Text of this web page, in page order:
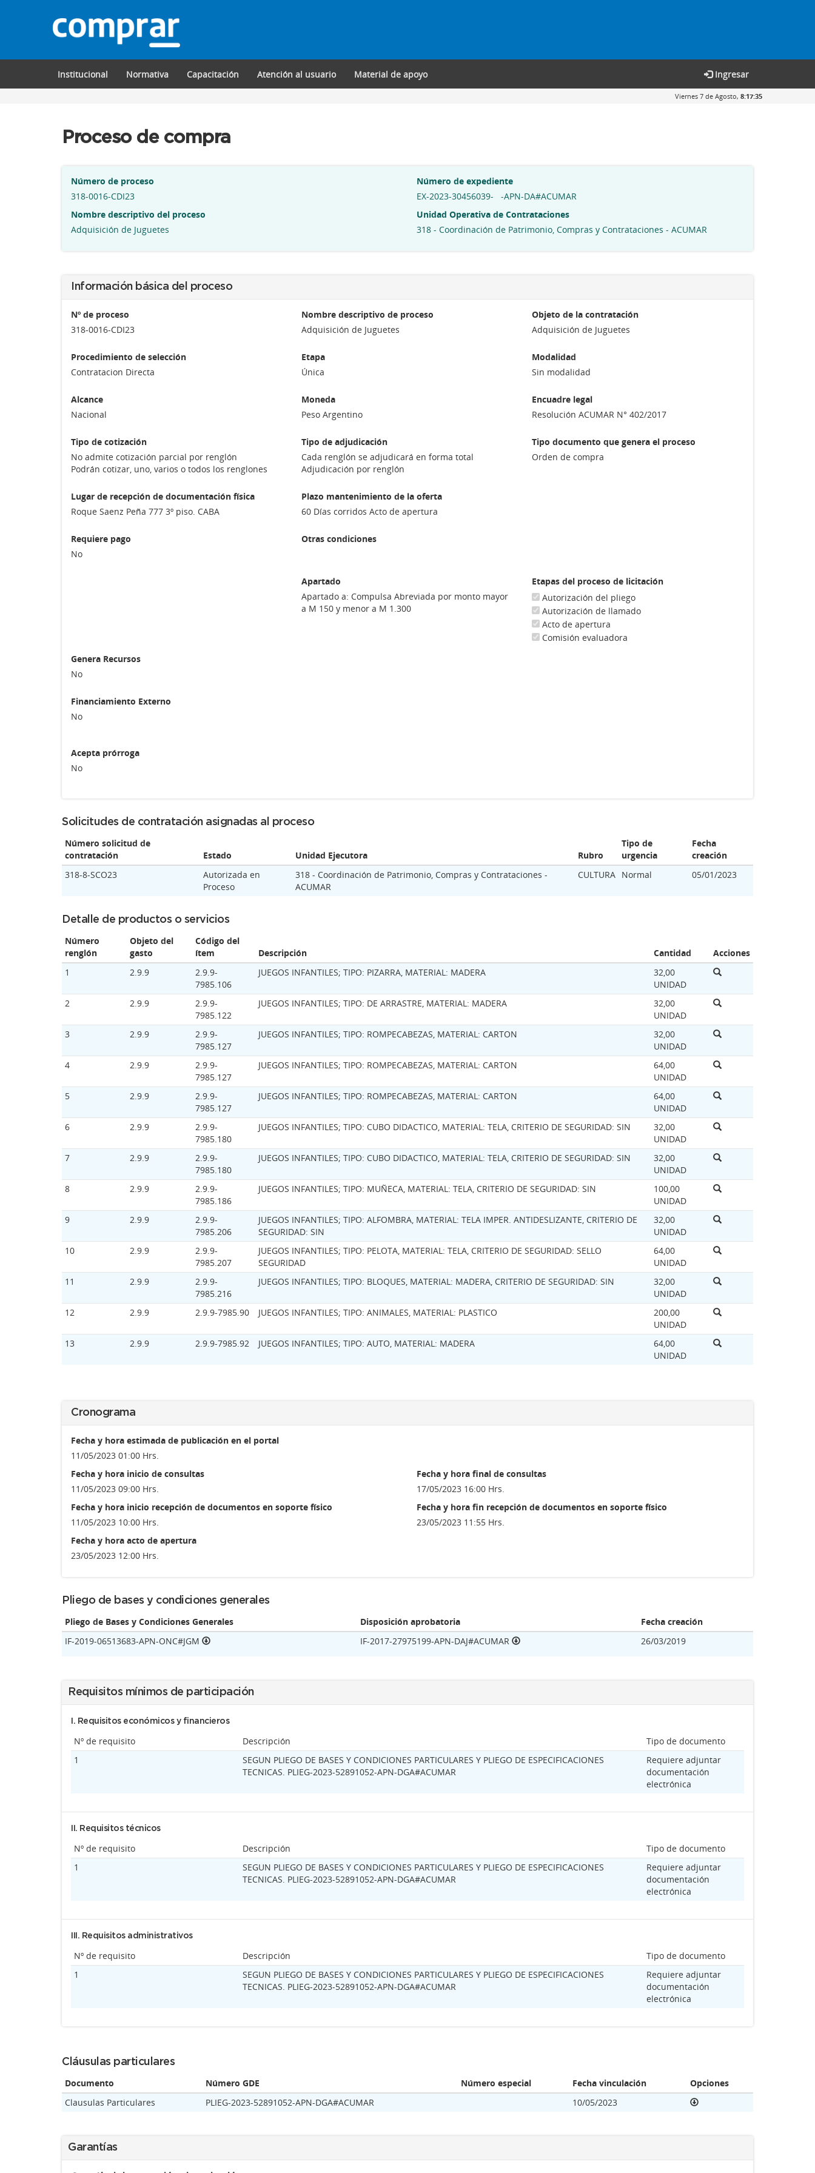
Institucional Normativa Capacitación Atención al usuario Material de apoyo Ingresar
Viernes 7 de Agosto, 8:17:36
Proceso de compra
Número de proceso
318-0016-CDI23
Número de expediente
EX-2023-30456039- -APN-DA#ACUMAR
Nombre descriptivo del proceso
Adquisición de Juguetes
Unidad Operativa de Contrataciones
318 - Coordinación de Patrimonio, Compras y Contrataciones - ACUMAR
Información básica del proceso
Nº de proceso
318-0016-CDI23
Nombre descriptivo de proceso
Adquisición de Juguetes
Objeto de la contratación
Adquisición de Juguetes
Procedimiento de selección
Contratacion Directa
Etapa
Única
Modalidad
Sin modalidad
Alcance
Nacional
Moneda
Peso Argentino
Encuadre legal
Resolución ACUMAR N° 402/2017
Tipo de cotización
No admite cotización parcial por renglón
Podrán cotizar, uno, varios o todos los renglones
Tipo de adjudicación
Cada renglón se adjudicará en forma total
Adjudicación por renglón
Tipo documento que genera el proceso
Orden de compra
Lugar de recepción de documentación física
Roque Saenz Peña 777 3º piso. CABA
Plazo mantenimiento de la oferta
60 Días corridos Acto de apertura
Requiere pago
No
Otras condiciones
Apartado
Apartado a: Compulsa Abreviada por monto mayor
a M 150 y menor a M 1.300
Etapas del proceso de licitación
Autorización del pliego
Autorización de llamado
Acto de apertura
Comisión evaluadora
Genera Recursos
No
Financiamiento Externo
No
Acepta prórroga
No
Solicitudes de contratación asignadas al proceso
Número solicitud de
contratación
Estado Unidad Ejecutora Rubro
Tipo de
urgencia
Fecha
creación
318-8-SCO23
Autorizada en
Proceso
318 - Coordinación de Patrimonio, Compras y Contrataciones -
ACUMAR
CULTURA Normal 05/01/2023
Detalle de productos o servicios
Número
renglón
Objeto del
gasto
Código del
ítem
Descripción Cantidad
Acciones
1
2.9.9
2.9.9-
7985.106
JUEGOS INFANTILES; TIPO: PIZARRA, MATERIAL: MADERA
32,00
UNIDAD
2
2.9.9
2.9.9-
7985.122
JUEGOS INFANTILES; TIPO: DE ARRASTRE, MATERIAL: MADERA
32,00
UNIDAD
3
2.9.9
2.9.9-
7985.127
JUEGOS INFANTILES; TIPO: ROMPECABEZAS, MATERIAL: CARTON
32,00
UNIDAD
4
2.9.9
2.9.9-
7985.127
JUEGOS INFANTILES; TIPO: ROMPECABEZAS, MATERIAL: CARTON
64,00
UNIDAD
5
2.9.9
2.9.9-
7985.127
JUEGOS INFANTILES; TIPO: ROMPECABEZAS, MATERIAL: CARTON
64,00
UNIDAD
6
2.9.9
2.9.9-
7985.180
JUEGOS INFANTILES; TIPO: CUBO DIDACTICO, MATERIAL: TELA, CRITERIO DE SEGURIDAD: SIN
32,00
UNIDAD
7
2.9.9
2.9.9-
7985.180
JUEGOS INFANTILES; TIPO: CUBO DIDACTICO, MATERIAL: TELA, CRITERIO DE SEGURIDAD: SIN
32,00
UNIDAD
8
2.9.9
2.9.9-
7985.186
JUEGOS INFANTILES; TIPO: MUÑECA, MATERIAL: TELA, CRITERIO DE SEGURIDAD: SIN
100,00
UNIDAD
9
2.9.9
2.9.9-
7985.206
JUEGOS INFANTILES; TIPO: ALFOMBRA, MATERIAL: TELA IMPER. ANTIDESLIZANTE, CRITERIO DE
SEGURIDAD: SIN
32,00
UNIDAD
10
2.9.9
2.9.9-
7985.207
JUEGOS INFANTILES; TIPO: PELOTA, MATERIAL: TELA, CRITERIO DE SEGURIDAD: SELLO
SEGURIDAD
64,00
UNIDAD
11
2.9.9
2.9.9-
7985.216
JUEGOS INFANTILES; TIPO: BLOQUES, MATERIAL: MADERA, CRITERIO DE SEGURIDAD: SIN
32,00
UNIDAD
12
2.9.9 2.9.9-7985.90 JUEGOS INFANTILES; TIPO: ANIMALES, MATERIAL: PLASTICO
200,00
UNIDAD
13
2.9.9 2.9.9-7985.92 JUEGOS INFANTILES; TIPO: AUTO, MATERIAL: MADERA
64,00
UNIDAD
Cronograma
Fecha y hora estimada de publicación en el portal
11/05/2023 01:00 Hrs.
Fecha y hora inicio de consultas
11/05/2023 09:00 Hrs.
Fecha y hora final de consultas
17/05/2023 16:00 Hrs.
Fecha y hora inicio recepción de documentos en soporte físico
11/05/2023 10:00 Hrs.
Fecha y hora fin recepción de documentos en soporte físico
23/05/2023 11:55 Hrs.
Fecha y hora acto de apertura
23/05/2023 12:00 Hrs.
Pliego de bases y condiciones generales
Pliego de Bases y Condiciones Generales Disposición aprobatoria
Fecha creación
IF-2019-06513683-APN-ONC#JGM
IF-2017-27975199-APN-DAJ#ACUMAR 26/03/2019
Requisitos mínimos de participación
I. Requisitos económicos y financieros
Nº de requisito Descripción
Tipo de documento
1
SEGUN PLIEGO DE BASES Y CONDICIONES PARTICULARES Y PLIEGO DE ESPECIFICACIONES
TECNICAS. PLIEG-2023-52891052-APN-DGA#ACUMAR
Requiere adjuntar
documentación
electrónica
II. Requisitos técnicos
Nº de requisito Descripción
Tipo de documento
1
SEGUN PLIEGO DE BASES Y CONDICIONES PARTICULARES Y PLIEGO DE ESPECIFICACIONES
TECNICAS. PLIEG-2023-52891052-APN-DGA#ACUMAR
Requiere adjuntar
documentación
electrónica
III. Requisitos administrativos
Nº de requisito Descripción
Tipo de documento
1
SEGUN PLIEGO DE BASES Y CONDICIONES PARTICULARES Y PLIEGO DE ESPECIFICACIONES
TECNICAS. PLIEG-2023-52891052-APN-DGA#ACUMAR
Requiere adjuntar
documentación
electrónica
Cláusulas particulares
Documento Número GDE Número especial Fecha vinculación
Opciones
Clausulas Particulares
PLIEG-2023-52891052-APN-DGA#ACUMAR 10/05/2023
Garantías